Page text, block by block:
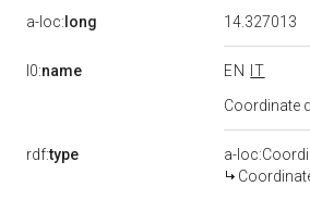
a-loc: long 14.327013
l0:name EN
IT
Coordinate
rdf:type
a-